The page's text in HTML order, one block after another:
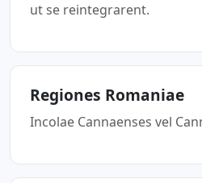
ut se reintegrarent.
Regiones Romaniae
Incolae Cannaenses vel